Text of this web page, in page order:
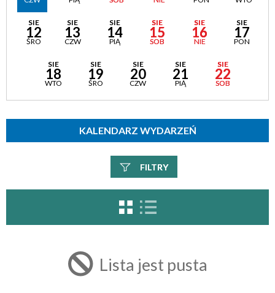
SIE
12
ŚRO
SIE
13
CZW
SIE
14
PIĄ
SIE
15
SOB
SIE
16
NIE
SIE
17
PON
SIE
18
WTO
SIE
19
ŚRO
SIE
20
CZW
SIE
21
PIĄ
SIE
22
SOB
KALENDARZ WYDARZEŃ
FILTRY
Lista jest pusta